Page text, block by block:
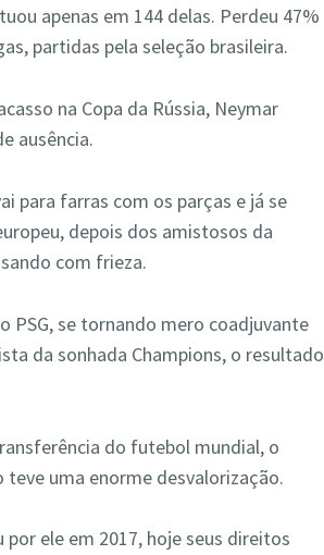
apenas em 144 delas. Perdeu 47%
partidas pela seleção brasileira.
na Copa da Rússia, Neymar
ausência.
para farras com os parças e já se
depois dos amistosos da
com frieza.
PSG, se tornando mero coadjuvante
da sonhada Champions, o resultado
do futebol mundial, o
uma enorme desvalorização.
por ele em 2017, hoje seus direitos